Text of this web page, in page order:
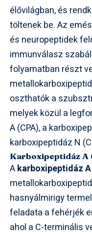
élővilágban, és
töltenek be. Az
és neuropeptidek
immunválasz
folyamatban részt
oszthatók a
melyek közül a
A (CPA), a
karboxipeptidáz N
Karboxipeptidáz A
Akarboxipeptidáz A
hasnyálmirigy
feladata a fehérjék
ahol a C-terminális